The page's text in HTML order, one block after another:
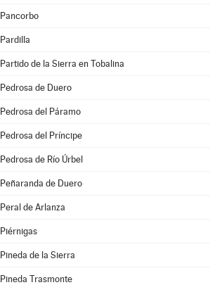
Pancorbo
Pardilla
Partido de la Sierra en Tobalina
Pedrosa de Duero
Pedrosa del Páramo
Pedrosa del Príncipe
Pedrosa de Río Úrbel
Peñaranda de Duero
Peral de Arlanza
Piérnigas
Pineda de la Sierra
Pineda Trasmonte